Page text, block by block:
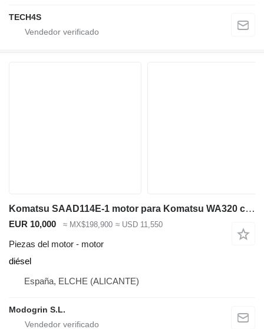
TECH4S
Komatsu SAAD114E-1 motor para Komatsu WA320 cargadora de ruedas
EUR 10,000 ≈ MX$198,900 ≈ USD 11,550
Piezas del motor - motor
diésel
España, ELCHE (ALICANTE)
Modogrin S.L.